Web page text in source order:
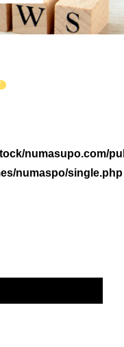
numasupo.com/
numaspo/single.php